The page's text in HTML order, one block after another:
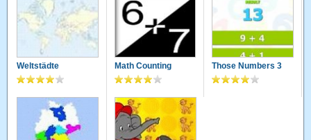
Weltstädte Math Counting Those Numbers 3